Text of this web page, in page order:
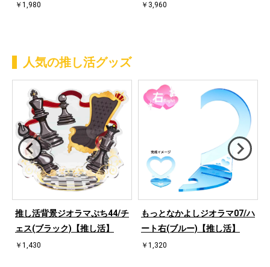
￥1,980 ￥3,960
人気の推し活グッズ
推し活背景ジオラマぷち44/チ
ェス(ブラック)【推し活】
￥1,430
もっとなかよしジオラマ07/ハ
ート右(ブルー)【推し活】
￥1,320